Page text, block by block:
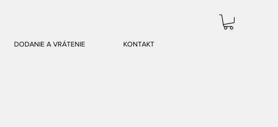
DODANIE A VRÁTENIE KONTAKT